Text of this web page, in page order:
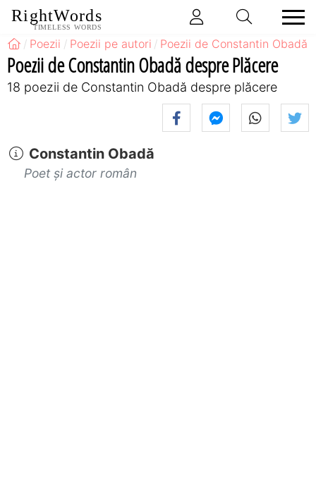
RightWords
TIMELESS WORDS
Poezii Poezii pe autori Poezii de Constantin Obadă
Poezii de Constantin Obadă despre Plăcere
18 poezii de Constantin Obadă despre plăcere
Constantin Obadă
Poet și actor român